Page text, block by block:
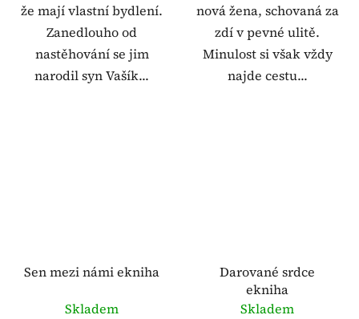
že mají vlastní bydlení.
Zanedlouho od
nastěhování se jim
narodil syn Vašík...
nová žena, schovaná za
zdí v pevné ulitě.
Minulost si však vždy
najde cestu...
Sen mezi námi ekniha
Skladem
Darované srdce
ekniha
Skladem